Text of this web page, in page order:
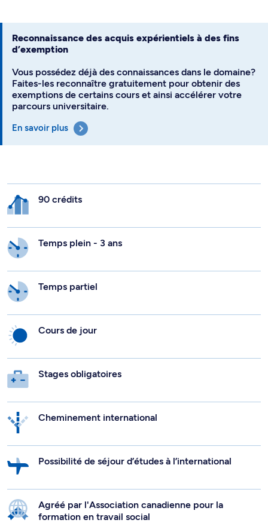
Reconnaissance des acquis expérientiels à des fins
d’exemption
Vous possédez déjà des connaissances dans le domaine?
Faites-les reconnaître gratuitement pour obtenir des
exemptions de certains cours et ainsi accélérer votre
parcours universitaire.
En savoir plus
90 crédits
Temps plein - 3 ans
Temps partiel
Cours de jour
Stages obligatoires
Cheminement international
Possibilité de séjour d’études à l’international
Agréé par l'Association canadienne pour la
formation en travail social